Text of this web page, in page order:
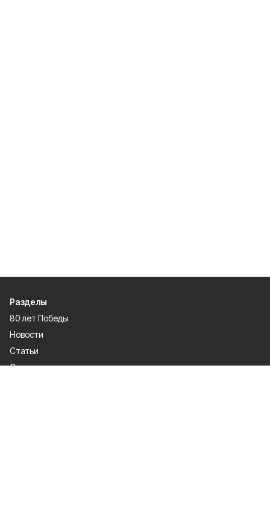
Разделы
80 лет Победы
Новости
Статьи
Спецпроекты